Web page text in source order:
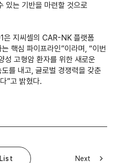
있는 기반을 마련할 것으로
은 지씨셀의 CAR-NK 플랫폼
핵심 파이프라인”이라며, “이번
성 고형암 환자를 위한 새로운
를 내고, 글로벌 경쟁력을 갖춘
”고 밝혔다.
List Next